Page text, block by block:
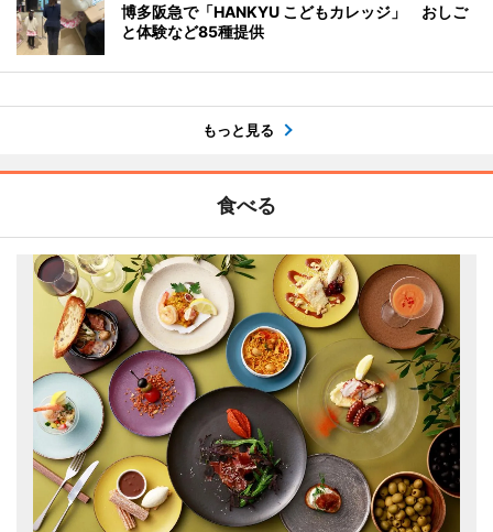
博多阪急で「HANKYU こどもカレッジ」 おしご
と体験など85種提供
もっと見る
食べる